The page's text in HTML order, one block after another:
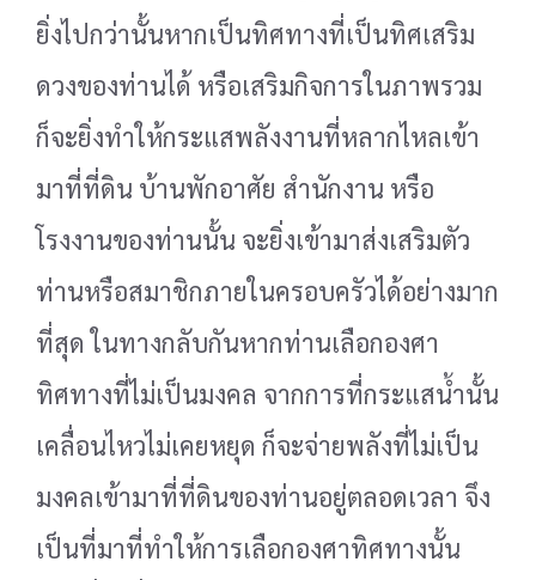
ยิ่งไปกว่านั้นหากเป็นทิศทางที่เป็นทิศเสริม
ดวงของท่านได้ หรือเสริมกิจการในภาพรวม
ก็จะยิ่งทำให้กระแสพลังงานที่หลากไหลเข้า
มาที่ที่ดิน บ้านพักอาศัย สำนักงาน หรือ
โรงงานของท่านนั้น จะยิ่งเข้ามาส่งเสริมตัว
ท่านหรือสมาชิกภายในครอบครัวได้อย่างมาก
ที่สุด ในทางกลับกันหากท่านเลือกองศา
ทิศทางที่ไม่เป็นมงคล จากการที่กระแสน้ำนั้น
เคลื่อนไหวไม่เคยหยุด ก็จะจ่ายพลังที่ไม่เป็น
มงคลเข้ามาที่ที่ดินของท่านอยู่ตลอดเวลา จึง
เป็นที่มาที่ทำให้การเลือกองศาทิศทางนั้น